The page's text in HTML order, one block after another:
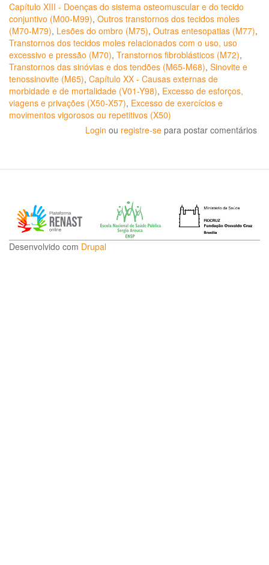
Capítulo XIII - Doenças do sistema osteomuscular e do tecido
conjuntivo (M00-M99), Outros transtornos dos tecidos moles
(M70-M79), Lesões do ombro (M75), Outras entesopatias (M77),
Transtornos dos tecidos moles relacionados com o uso, uso
excessivo e pressão (M70), Transtornos fibroblásticos (M72),
Transtornos das sinóvias e dos tendões (M65-M68), Sinovite e
tenossinovite (M65), Capítulo XX - Causas externas de
morbidade e de mortalidade (V01-Y98), Excesso de esforços,
viagens e privações (X50-X57), Excesso de exercícios e
movimentos vigorosos ou repetitivos (X50)
Login ou registre-se para postar comentários
Desenvolvido com Drupal